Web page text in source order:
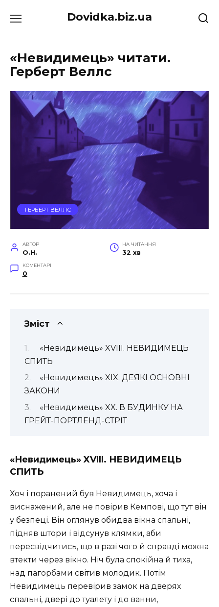
до
Dovidka.biz.ua
«Невидимець» читати.
Герберт Веллс
ГЕРБЕРТ ВЕЛЛС
АВТОР
O.H.
НА ЧИТАННЯ
32 хв
КОМЕНТАРІ
0
Зміст
«Невидимець» XVIII. НЕВИДИМЕЦЬ
СПИТЬ
«Невидимець» XIX. ДЕЯКІ ОСНОВНІ
ЗАКОНИ
«Невидимець» XX. В БУДИНКУ НА
ГРЕЙТ-ПОРТЛЕНД-СТРІТ
«Невидимець» XVIII. НЕВИДИМЕЦЬ
СПИТЬ
Хоч і поранений був Невидимець, хоча і
виснажений, але не повірив Кемпові, що тут він
у безпеці. Він оглянув обидва вікна спальні,
підняв штори і відсунув клямки, аби
пересвідчитись, що в разі чого й справді можна
втекти через вікно. Ніч була спокійна й тиха,
над пагорбами світив молодик. Потім
Невидимець перевірив замок на дверях
спальні, двері до туалету і до ванни,